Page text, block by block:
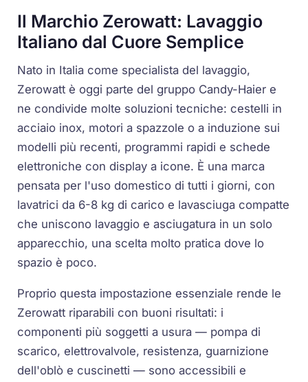
Il Marchio Zerowatt: Lavaggio
Italiano dal Cuore Semplice
Nato in Italia come specialista del lavaggio,
Zerowatt è oggi parte del gruppo Candy-Haier e
ne condivide molte soluzioni tecniche: cestelli in
acciaio inox, motori a spazzole o a induzione sui
modelli più recenti, programmi rapidi e schede
elettroniche con display a icone. È una marca
pensata per l'uso domestico di tutti i giorni, con
lavatrici da 6-8 kg di carico e lavasciuga compatte
che uniscono lavaggio e asciugatura in un solo
apparecchio, una scelta molto pratica dove lo
spazio è poco.
Proprio questa impostazione essenziale rende le
Zerowatt riparabili con buoni risultati: i
componenti più soggetti a usura — pompa di
scarico, elettrovalvole, resistenza, guarnizione
dell'oblò e cuscinetti — sono accessibili e